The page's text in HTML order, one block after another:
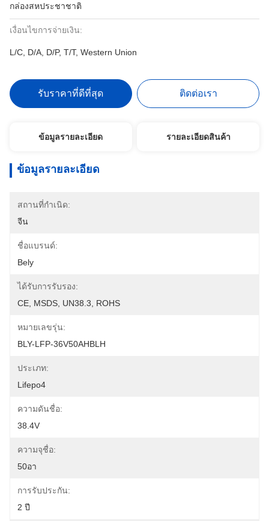
กล่องสหประชาชาติ
เงื่อนไขการจ่ายเงิน:
L/C, D/A, D/P, T/T, Western Union
รับราคาที่ดีที่สุด ติดต่อเรา
ข้อมูลรายละเอียด รายละเอียดสินค้า
ข้อมูลรายละเอียด
สถานที่กำเนิด:
จีน
ชื่อแบรนด์:
Bely
ได้รับการรับรอง:
CE, MSDS, UN38.3, ROHS
หมายเลขรุ่น:
BLY-LFP-36V50AHBLH
ประเภท:
Lifepo4
ความดันชื่อ:
38.4V
ความจุชื่อ:
50อา
การรับประกัน:
2 ปี